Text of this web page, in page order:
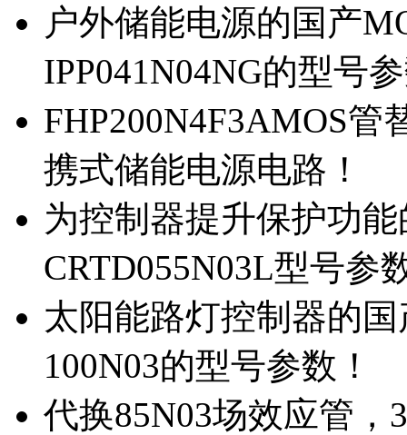
户外储能电源的国产
IPP041N04NG的型号
FHP200N4F3AMOS管
携式储能电源电路！
为控制器提升保护功
CRTD055N03L型号参
太阳能路灯控制器的
100N03的型号参数！
代换85N03场效应管